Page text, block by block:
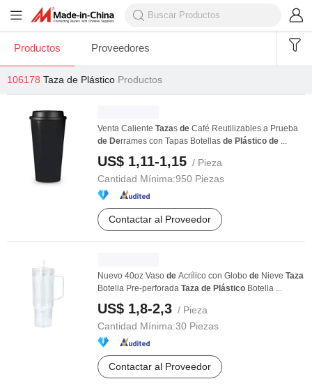
Productos Proveedores
106178 Taza de Plástico Productos
Venta Caliente Tazas de Café Reutilizables a Prueba
de Derrames con Tapas Botellas de Plástico de ...
US$ 1,11-1,15 / Pieza
Cantidad Mínima:950 Piezas
Contactar al Proveedor
Nuevo 40oz Vaso de Acrílico con Globo de Nieve Taza
Botella Pre-perforada Taza de Plástico Botella ...
US$ 1,8-2,3 / Pieza
Cantidad Mínima:30 Piezas
Contactar al Proveedor